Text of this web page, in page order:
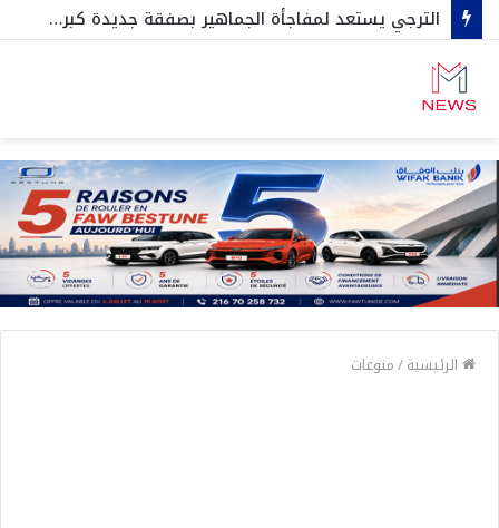
الترجي يستعد لمفاجأة الجماهير بصفقة جديدة كبرى … خيسوس يفاجئ الجميع …وثنائي المنتخب يحسم قراره بشأن عرض المكشخة
الرئيسية/منوعات